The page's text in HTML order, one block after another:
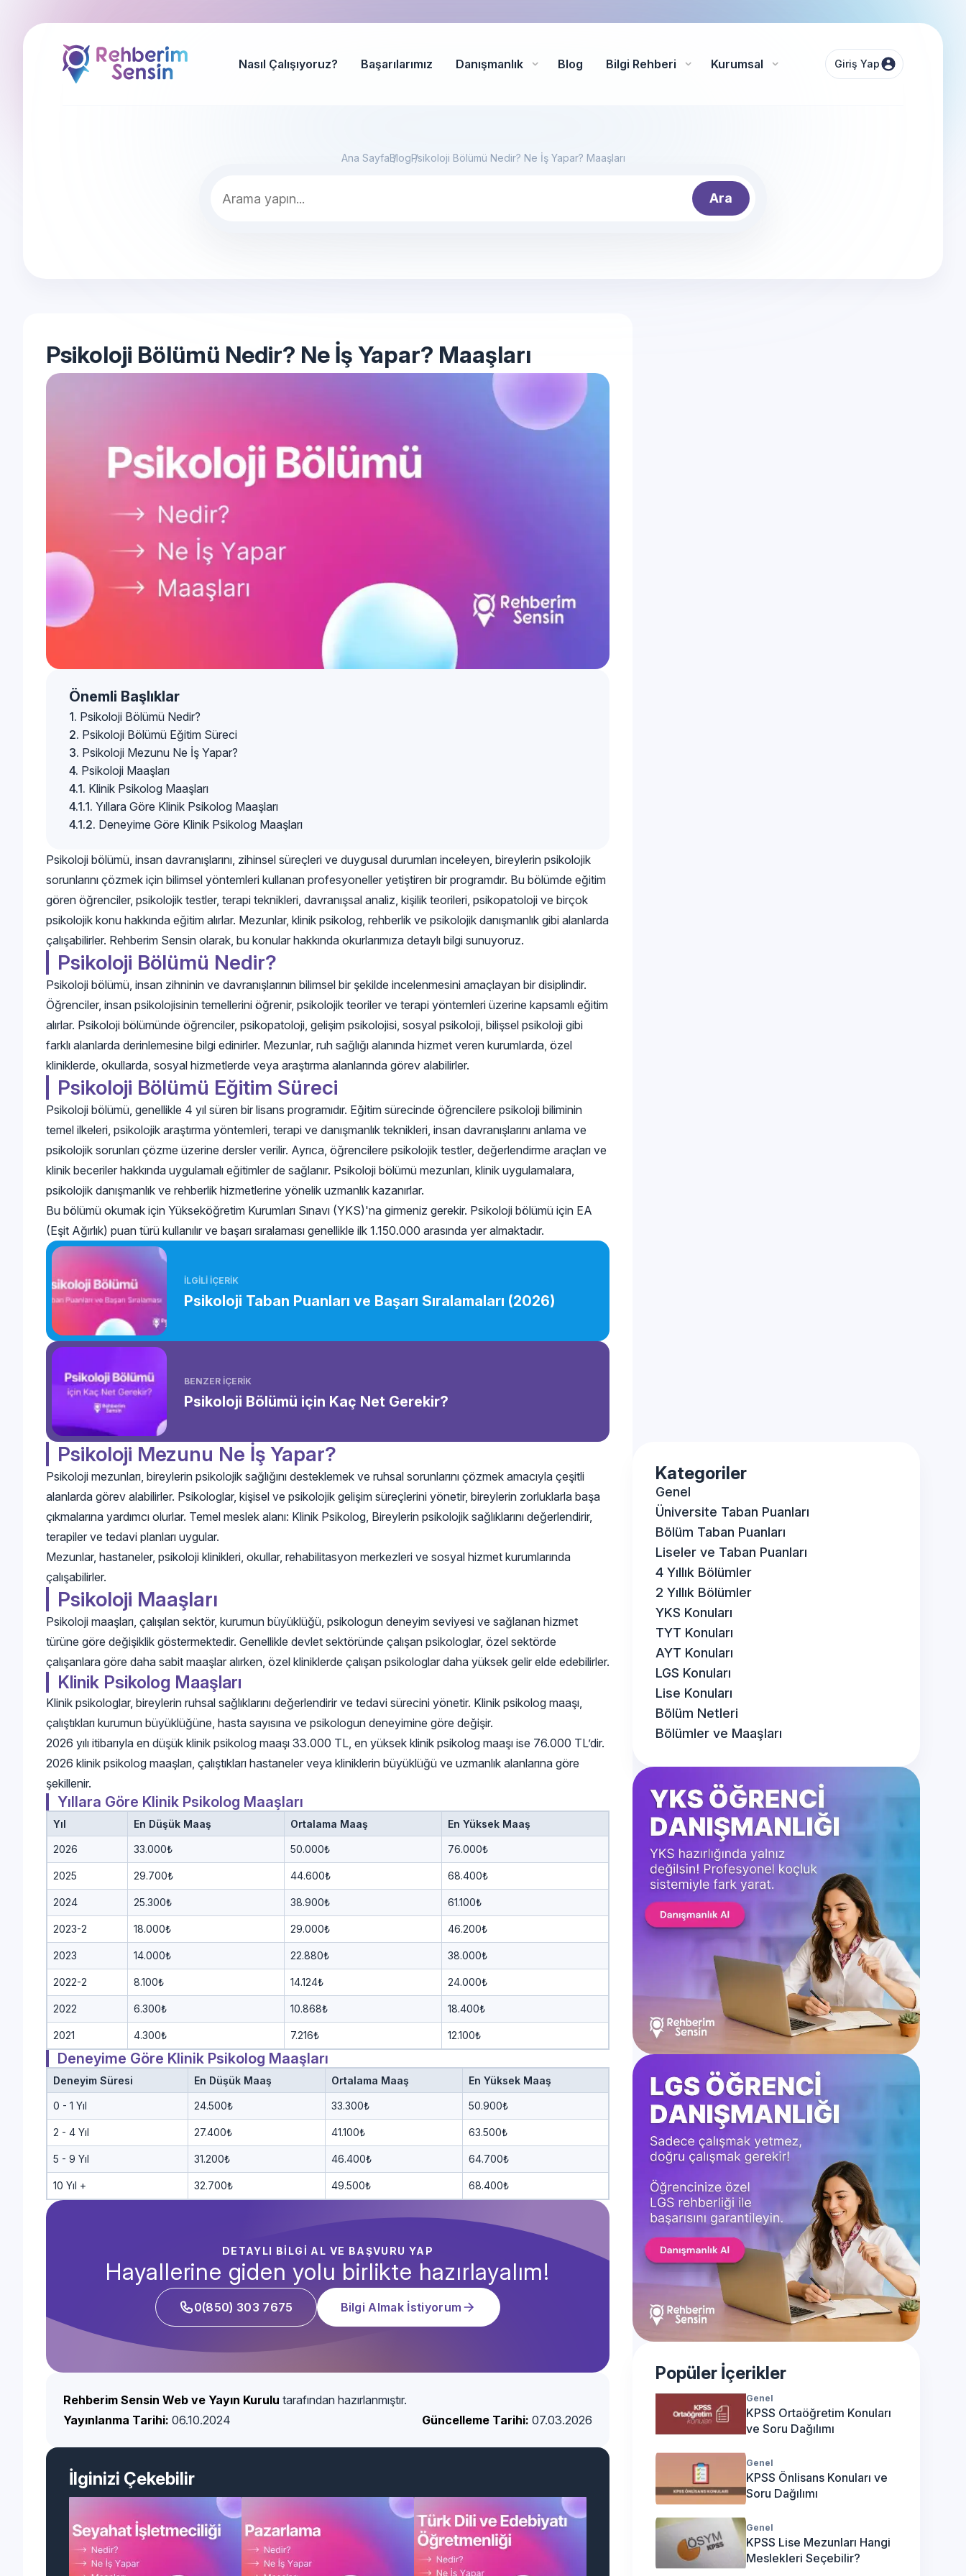
Nasıl Çalışıyoruz? Başarılarımız Danışmanlık Blog Bilgi Rehberi Kurumsal Giriş Yap
Ana SayfaBlogPsikoloji Bölümü Nedir? Ne İş Yapar? Maaşları
Ara
Psikoloji Bölümü Nedir? Ne İş Yapar? Maaşları
Önemli Başlıklar
Psikoloji Bölümü Nedir?
Psikoloji Bölümü Eğitim Süreci
Psikoloji Mezunu Ne İş Yapar?
Psikoloji Maaşları
Klinik Psikolog Maaşları
Yıllara Göre Klinik Psikolog Maaşları
Deneyime Göre Klinik Psikolog Maaşları
Psikoloji bölümü, insan davranışlarını, zihinsel süreçleri ve duygusal durumları inceleyen, bireylerin psikolojik
sorunlarını çözmek için bilimsel yöntemleri kullanan profesyoneller yetiştiren bir programdır. Bu bölümde eğitim
gören öğrenciler, psikolojik testler, terapi teknikleri, davranışsal analiz, kişilik teorileri, psikopatoloji ve birçok
psikolojik konu hakkında eğitim alırlar. Mezunlar, klinik psikolog, rehberlik ve psikolojik danışmanlık gibi alanlarda
çalışabilirler. Rehberim Sensin olarak, bu konular hakkında okurlarımıza detaylı bilgi sunuyoruz.
Psikoloji Bölümü Nedir?
Psikoloji bölümü, insan zihninin ve davranışlarının bilimsel bir şekilde incelenmesini amaçlayan bir disiplindir.
Öğrenciler, insan psikolojisinin temellerini öğrenir, psikolojik teoriler ve terapi yöntemleri üzerine kapsamlı eğitim
alırlar. Psikoloji bölümünde öğrenciler, psikopatoloji, gelişim psikolojisi, sosyal psikoloji, bilişsel psikoloji gibi
farklı alanlarda derinlemesine bilgi edinirler. Mezunlar, ruh sağlığı alanında hizmet veren kurumlarda, özel
kliniklerde, okullarda, sosyal hizmetlerde veya araştırma alanlarında görev alabilirler.
Psikoloji Bölümü Eğitim Süreci
Psikoloji bölümü, genellikle 4 yıl süren bir lisans programıdır. Eğitim sürecinde öğrencilere psikoloji biliminin
temel ilkeleri, psikolojik araştırma yöntemleri, terapi ve danışmanlık teknikleri, insan davranışlarını anlama ve
psikolojik sorunları çözme üzerine dersler verilir. Ayrıca, öğrencilere psikolojik testler, değerlendirme araçları ve
klinik beceriler hakkında uygulamalı eğitimler de sağlanır. Psikoloji bölümü mezunları, klinik uygulamalara,
psikolojik danışmanlık ve rehberlik hizmetlerine yönelik uzmanlık kazanırlar.
Bu bölümü okumak için Yükseköğretim Kurumları Sınavı (YKS)'na girmeniz gerekir. Psikoloji bölümü için EA
(Eşit Ağırlık) puan türü kullanılır ve başarı sıralaması genellikle ilk 1.150.000 arasında yer almaktadır.
İLGİLİ İÇERİK
Psikoloji Taban Puanları ve Başarı Sıralamaları (2026)
BENZER İÇERİK
Psikoloji Bölümü için Kaç Net Gerekir?
Psikoloji Mezunu Ne İş Yapar?
Psikoloji mezunları, bireylerin psikolojik sağlığını desteklemek ve ruhsal sorunlarını çözmek amacıyla çeşitli
alanlarda görev alabilirler. Psikologlar, kişisel ve psikolojik gelişim süreçlerini yönetir, bireylerin zorluklarla başa
çıkmalarına yardımcı olurlar. Temel meslek alanı: Klinik Psikolog, Bireylerin psikolojik sağlıklarını değerlendirir,
terapiler ve tedavi planları uygular.
Mezunlar, hastaneler, psikoloji klinikleri, okullar, rehabilitasyon merkezleri ve sosyal hizmet kurumlarında
çalışabilirler.
Psikoloji Maaşları
Psikoloji maaşları, çalışılan sektör, kurumun büyüklüğü, psikologun deneyim seviyesi ve sağlanan hizmet
türüne göre değişiklik göstermektedir. Genellikle devlet sektöründe çalışan psikologlar, özel sektörde
çalışanlara göre daha sabit maaşlar alırken, özel kliniklerde çalışan psikologlar daha yüksek gelir elde edebilirler.
Klinik Psikolog Maaşları
Klinik psikologlar, bireylerin ruhsal sağlıklarını değerlendirir ve tedavi sürecini yönetir. Klinik psikolog maaşı,
çalıştıkları kurumun büyüklüğüne, hasta sayısına ve psikologun deneyimine göre değişir.
2026 yılı itibarıyla en düşük klinik psikolog maaşı 33.000 TL, en yüksek klinik psikolog maaşı ise 76.000 TL’dir.
2026 klinik psikolog maaşları, çalıştıkları hastaneler veya kliniklerin büyüklüğü ve uzmanlık alanlarına göre
şekillenir.
Yıllara Göre Klinik Psikolog Maaşları
Yıl En Düşük Maaş Ortalama Maaş En Yüksek Maaş
2026 33.000₺ 50.000₺ 76.000₺
2025 29.700₺ 44.600₺ 68.400₺
2024 25.300₺ 38.900₺ 61.100₺
2023-2 18.000₺ 29.000₺ 46.200₺
2023 14.000₺ 22.880₺ 38.000₺
2022-2 8.100₺ 14.124₺ 24.000₺
2022 6.300₺ 10.868₺ 18.400₺
2021 4.300₺ 7.216₺ 12.100₺
Deneyime Göre Klinik Psikolog Maaşları
Deneyim Süresi En Düşük Maaş Ortalama Maaş En Yüksek Maaş
0 - 1 Yıl 24.500₺ 33.300₺ 50.900₺
2 - 4 Yıl 27.400₺ 41.100₺ 63.500₺
5 - 9 Yıl 31.200₺ 46.400₺ 64.700₺
10 Yıl + 32.700₺ 49.500₺ 68.400₺
DETAYLI BİLGİ AL VE BAŞVURU YAP
Hayallerine giden yolu birlikte hazırlayalım!
0(850) 303 7675 Bilgi Almak İstiyorum
Rehberim Sensin Web ve Yayın Kurulu tarafından hazırlanmıştır.
Yayınlanma Tarihi: 06.10.2024 Güncelleme Tarihi: 07.03.2026
İlginizi Çekebilir
Kategoriler
Genel
Üniversite Taban Puanları
Bölüm Taban Puanları
Liseler ve Taban Puanları
4 Yıllık Bölümler
2 Yıllık Bölümler
YKS Konuları
TYT Konuları
AYT Konuları
LGS Konuları
Lise Konuları
Bölüm Netleri
Bölümler ve Maaşları
Popüler İçerikler
Genel
KPSS Ortaöğretim Konuları
ve Soru Dağılımı
Genel
KPSS Önlisans Konuları ve
Soru Dağılımı
Genel
KPSS Lise Mezunları Hangi
Meslekleri Seçebilir?